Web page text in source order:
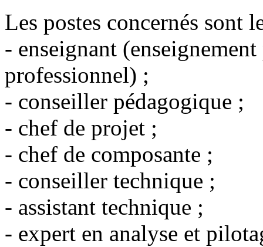
Les postes concernés sont
- enseignant
professionnel) ;
- conseiller pédagogique ;
- chef de projet ;
- chef de composante ;
- conseiller technique ;
- assistant technique ;
- expert en analyse et